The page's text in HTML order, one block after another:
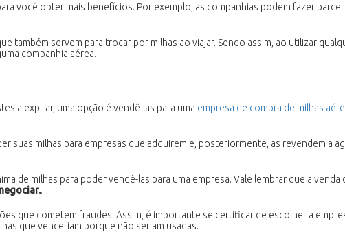
você obter mais benefícios. Por exemplo, as companhias podem fazer
também servem para trocar por milhas ao viajar. Sendo assim, ao utilizar
companhia aérea.
a expirar, uma opção é vendê-las para uma empresa de compra de milhas
suas milhas para empresas que adquirem e, posteriormente, as revendem a
de milhas para poder vendê-las para uma empresa. Vale lembrar que a venda
.
que cometem fraudes. Assim, é importante se certificar de escolher a
que venceriam porque não seriam usadas.